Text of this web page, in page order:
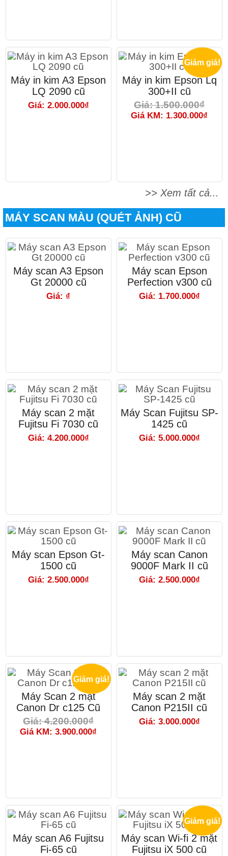
Máy in kim A3 Epson
LQ 2090 cũ
Giá: 2.000.000₫
Giảm giá!
Máy in kim Epson Lq
300+II cũ
Giá: 1.500.000₫
Giá KM: 1.300.000₫
>> Xem tất cả...
MÁY SCAN MÀU (QUÉT ẢNH) CŨ
Máy scan A3 Epson
Gt 20000 cũ
Giá: ₫
Máy scan Epson
Perfection v300 cũ
Giá: 1.700.000₫
Máy scan 2 mặt
Fujitsu Fi 7030 cũ
Giá: 4.200.000₫
Máy Scan Fujitsu SP-
1425 cũ
Giá: 5.000.000₫
Máy scan Epson Gt-
1500 cũ
Giá: 2.500.000₫
Máy scan Canon
9000F Mark II cũ
Giá: 2.500.000₫
Giảm giá!
Máy Scan 2 mặt
Canon Dr c125 Cũ
Giá: 4.200.000₫
Giá KM: 3.900.000₫
Máy scan 2 mặt
Canon P215II cũ
Giá: 3.000.000₫
Máy scan A6 Fujitsu
Fi-65 cũ
Giảm giá!
Máy scan Wi-fi 2 mặt
Fujitsu iX 500 cũ